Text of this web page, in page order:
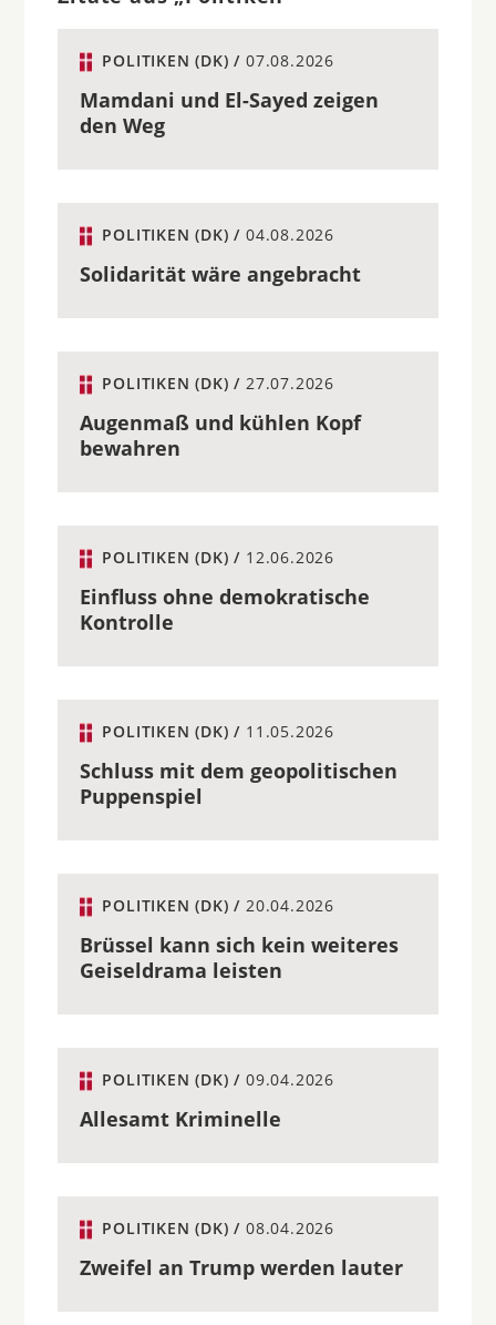
POLITIKEN (DK) / 07.08.2026
Mamdani und El-Sayed zeigen
den Weg
POLITIKEN (DK) / 04.08.2026
Solidarität wäre angebracht
POLITIKEN (DK) / 27.07.2026
Augenmaß und kühlen Kopf
bewahren
POLITIKEN (DK) / 12.06.2026
Einfluss ohne demokratische
Kontrolle
POLITIKEN (DK) / 11.05.2026
Schluss mit dem geopolitischen
Puppenspiel
POLITIKEN (DK) / 20.04.2026
Brüssel kann sich kein weiteres
Geiseldrama leisten
POLITIKEN (DK) / 09.04.2026
Allesamt Kriminelle
POLITIKEN (DK) / 08.04.2026
Zweifel an Trump werden lauter